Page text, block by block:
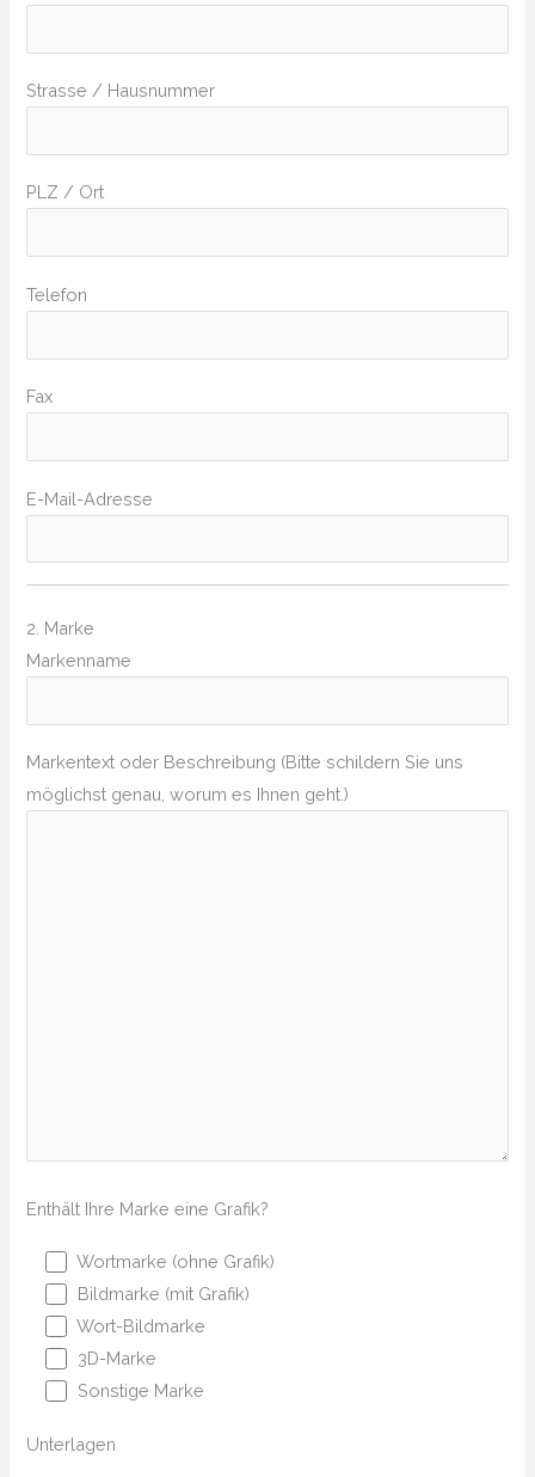
Strasse / Hausnummer
PLZ / Ort
Telefon
Fax
E-Mail-Adresse
2. Marke
Markenname
Markentext oder Beschreibung (Bitte schildern Sie uns
möglichst genau, worum es Ihnen geht.)
Enthält Ihre Marke eine Grafik?
Wortmarke (ohne Grafik)
Bildmarke (mit Grafik)
Wort-Bildmarke
3D-Marke
Sonstige Marke
Unterlagen